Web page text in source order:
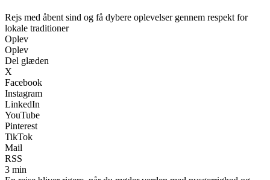
Rejs med åbent sind og få dybere oplevelser gennem respekt for
lokale traditioner
Oplev
Oplev
Del glæden
X
Facebook
Instagram
LinkedIn
YouTube
Pinterest
TikTok
Mail
RSS
3 min